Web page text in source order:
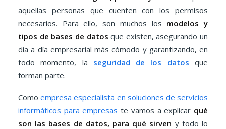
aquellas personas que cuenten con los permisos
necesarios. Para ello, son muchos los modelos y
tipos de bases de datos que existen, asegurando un
día a día empresarial más cómodo y garantizando, en
todo momento, la seguridad de los datos
que
forman parte.
Comoempresa especialista en soluciones de servicios
informáticos para empresas te vamos a explicar qué
son las bases de datos, para qué sirven y todo lo